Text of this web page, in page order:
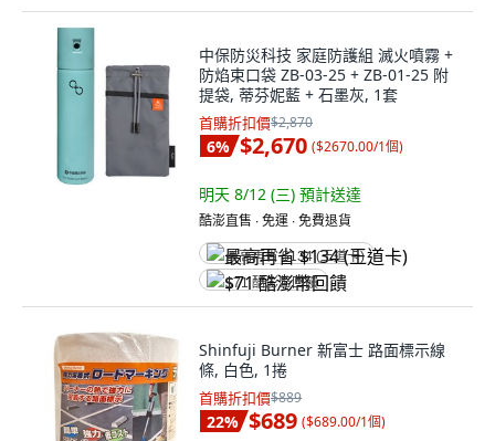
中保防災科技 家庭防護組 滅火噴霧 +
防焰束口袋 ZB-03-25 + ZB-01-25 附
提袋, 蒂芬妮藍 + 石墨灰, 1套
首購折扣價$2,870
6% $2,670 ($2670.00/1個)
明天 8/12 (三) 預計送達
酷澎直售 ∙ 免運 ∙ 免費退貨
最高再省 $134 (王道卡)
$71 酷澎幣回饋
Shinfuji Burner 新富士 路面標示線
條, 白色, 1捲
首購折扣價$889
22% $689 ($689.00/1個)